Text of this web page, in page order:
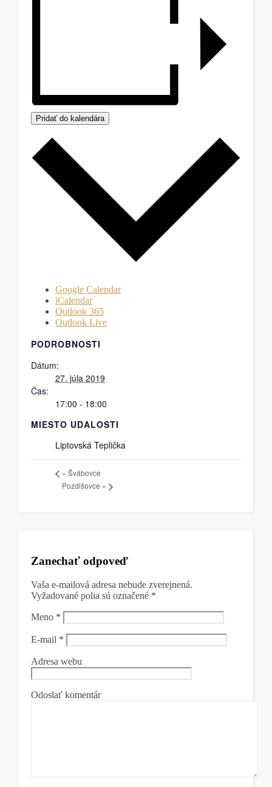
Pridať do kalendára
Google Calendar
iCalendar
Outlook 365
Outlook Live
PODROBNOSTI
Dátum:
27. júla 2019
Čas:
17:00 - 18:00
MIESTO UDALOSTI
Liptovská Teplička
« Švábovce
Pozdišovce »
Zanechať odpoveď
Vaša e-mailová adresa nebude zverejnená.
Vyžadované polia sú označené *
Meno *
E-mail *
Adresa webu
Odoslať komentár